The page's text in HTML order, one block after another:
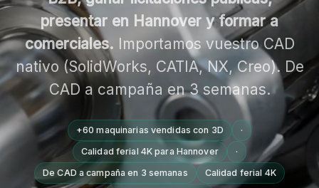
presentar en Hannover y formar a
comerciales. Importamos vuestro CAD
nativo (SolidWorks, CATIA, NX, Creo). De
CAD a campaña en 3 semanas.
+60 maquinarias vendidas con 3D
·
Calidad ferial 4K para Hannover
·
De CAD a campaña en 3 semanas
Calidad ferial 4K